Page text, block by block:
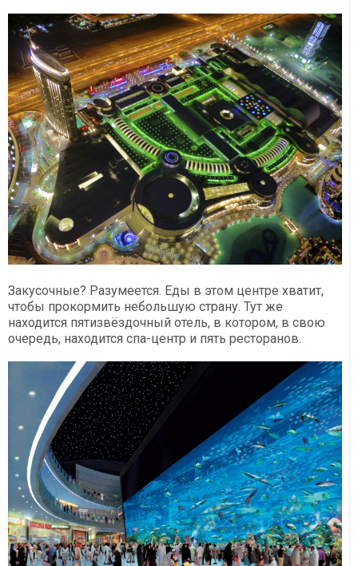
Закусочные? Разумеется. Еды в этом центре хватит,
чтобы прокормить небольшую страну. Тут же
находится пятизвёздочный отель, в котором, в свою
очередь, находится спа-центр и пять ресторанов.